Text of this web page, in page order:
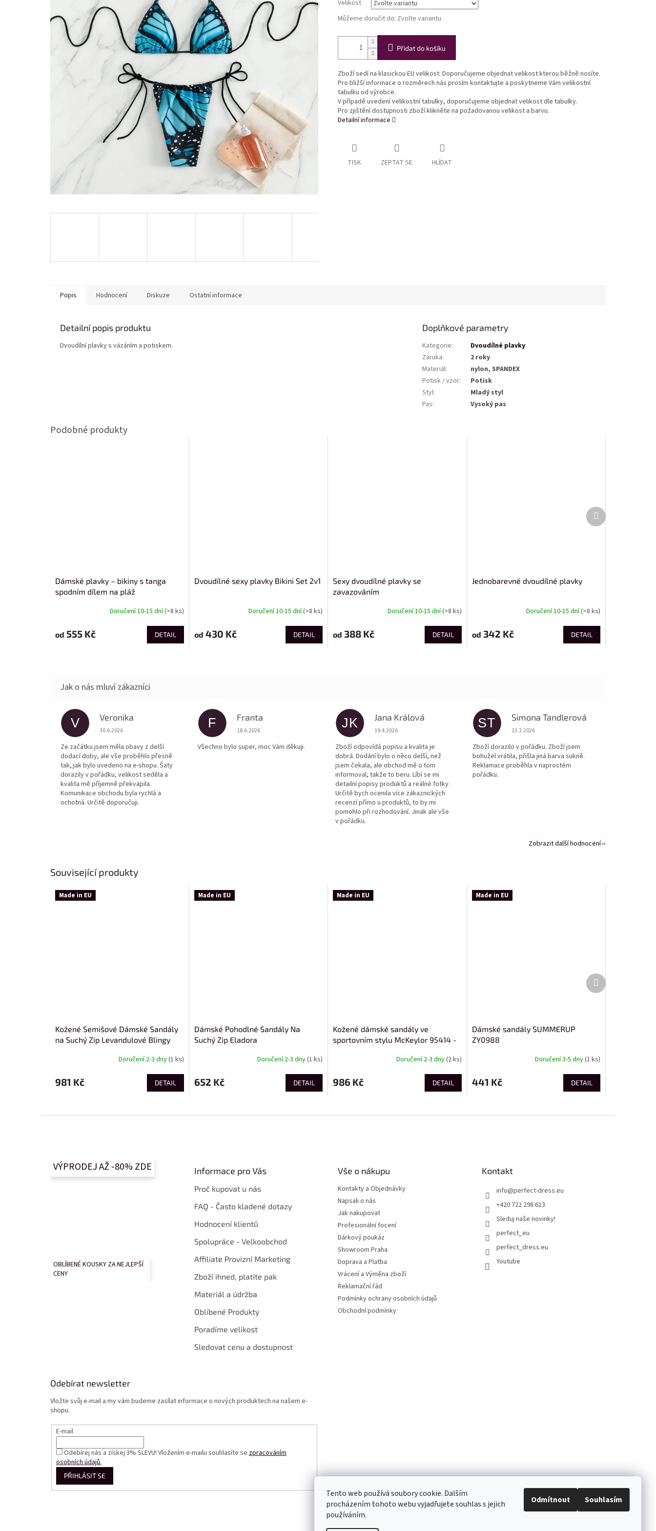
Tento web používá soubory cookie. Dalším
procházením tohoto webu vyjadřujete souhlas s jejich
používáním.
Odmítnout Souhlasím
Velikost
Můžeme doručit do: Zvolte variantu
Přidat do košíku
Zboží sedí na klasickou EU velikost. Doporučujeme objednat velikost kterou běžně nosíte.
Pro bližší informace o rozměrech nás prosím kontaktujte a poskytneme Vám velikostní
tabulku od výrobce.
V případě uvedení velikostní tabulky, doporučujeme objednat velikost dle tabulky.
Pro zjištění dostupnosti zboží klikněte na požadovanou velikost a barvu.
Detailní informace
TISK ZEPTAT SE HLÍDAT
Související produkty
Made in EU
Kožené Semišové Dámské Sandály
na Suchý Zip Levandulové Blingy
Doručení 2-3 dny(1 ks)
981 Kč DETAIL
Made in EU
Dámské Pohodlné Sandály Na
Suchý Zip Eladora
Doručení 2-3 dny(1 ks)
652 Kč DETAIL
Made in EU
Kožené dámské sandály ve
sportovním stylu McKeylor 95414 -
Doručení 2-3 dny(2 ks)
986 Kč DETAIL
Made in EU
Dámské sandály SUMMERUP
ZY0988
Doručení 3-5 dny(1 ks)
441 Kč DETAIL
Další
produkt
Popis Hodnocení Diskuze Ostatní informace
Detailní popis produktu
Dvoudílní plavky s vázáním a potiskem.
Doplňkové parametry
Kategorie:
Dvoudílné plavky
Záruka:
2 roky
Materiál:
nylon, SPANDEX
Potisk / vzor:
Potisk
Styl:
Mladý styl
Pas: Vysoký pas
Dámské plavky – bikiny s tanga
spodním dílem na pláž
Doručení 10-15 dní(>8 ks)
od 555 Kč DETAIL
Dvoudílné sexy plavky Bikini Set 2v1
Doručení 10-15 dní(>8 ks)
od 430 Kč DETAIL
Sexy dvoudílné plavky se
zavazováním
Doručení 10-15 dní(>8 ks)
od 388 Kč DETAIL
Jednobarevné dvoudílné plavky
Doručení 10-15 dní(>8 ks)
od 342 Kč DETAIL
Další
produkt
V Veronika
Hodnocení obchodu je 5 z 5 hvězdiček.
30.6.2026
Ze začátku jsem měla obavy z delší
dodací doby, ale vše proběhlo přesně
tak, jak bylo uvedeno na e-shopu. Šaty
dorazily v pořádku, velikost seděla a
kvalita mě příjemně překvapila.
Komunikace obchodu byla rychlá a
ochotná. Určitě doporučuji.
F Franta
Hodnocení obchodu je 5 z 5 hvězdiček.
18.6.2026
Všechno bylo super, moc Vám děkuji.
JK Jana Králová
Hodnocení obchodu je 5 z 5 hvězdiček.
19.4.2026
Zboží odpovídá popisu a kvalita je
dobrá. Dodání bylo o něco delší, než
jsem čekala, ale obchod mě o tom
informoval, takže to beru. Líbí se mi
detailní popisy produktů a reálné fotky.
Určitě bych ocenila více zákaznických
recenzí přímo u produktů, to by mi
pomohlo při rozhodování. Jinak ale vše
v pořádku.
ST Simona Tandlerová
Hodnocení obchodu je 5 z 5 hvězdiček.
13.3.2026
Zboží dorazilo v pořádku. Zboží jsem
bohužel vrátila, přišla jiná barva sukně.
Reklamace proběhla v naprostém
pořádku.
Zobrazit další hodnocení
VÝPRODEJ AŽ -80% ZDE
OBLÍBENÉ KOUSKY ZA NEJLEPŠÍ
CENY
Informace pro Vás
Proč kupovat u nás
FAQ - Často kladené dotazy
Hodnocení klientů
Spolupráce - Velkoobchod
Affiliate Provizní Marketing
Zboží ihned, platíte pak
Materiál a údržba
Oblíbené Produkty
Poradíme velikost
Sledovat cenu a dostupnost
Vše o nákupu
Kontakty a Objednávky
Napsali o nás
Jak nakupovat
Profesionální focení
Dárkový poukáz
Showroom Praha
Doprava a Platba
Vrácení a Výměna zboží
Reklamační řád
Podmínky ochrany osobních údajů
Obchodní podmínky
Kontakt
info@perfect-dress.eu
+420 722 298 613
Sleduj naše novinky!
perfect_eu
perfect_dress.eu
Youtube
Odebírat newsletter
Vložte svůj e-mail a my vám budeme zasílat informace o nových produktech na našem e-
shopu.
E-mail
Odebírej nás a získej 3% SLEVU! Vložením e-mailu souhlasíte sezpracováním
osobních údajů.
PŘIHLÁSIT SE